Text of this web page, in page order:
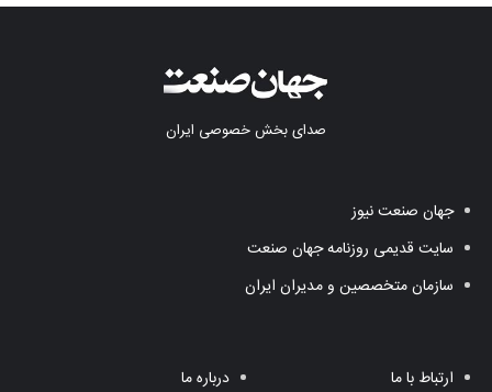
صدای بخش خصوصی ایران
جهان صنعت نیوز
سایت قدیمی روزنامه جهان صنعت
سازمان متخصصین و مدیران ایران
ارتباط با ما درباره ما